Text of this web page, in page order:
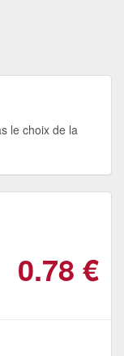
le choix de la
0.78 €